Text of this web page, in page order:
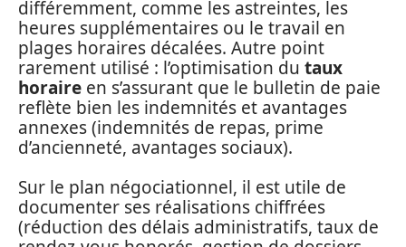
différemment, comme les astreintes, les
heures supplémentaires ou le travail en
plages horaires décalées. Autre point
rarement utilisé : l’optimisation du taux
horaire en s’assurant que le bulletin de paie
reflète bien les indemnités et avantages
annexes (indemnités de repas, prime
d’ancienneté, avantages sociaux).
Sur le plan négociationnel, il est utile de
documenter ses réalisations chiffrées
(réduction des délais administratifs, taux de